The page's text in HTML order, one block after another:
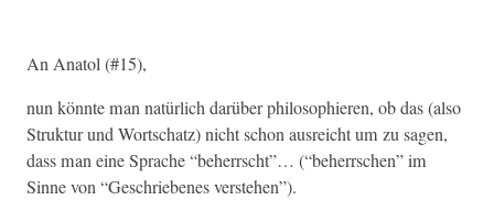
An Ana­tol (#15),
nun kön­nte man natür­lich darüber philoso­phieren, ob das (also
Struk­tur und Wortschatz) nicht schon aus­re­icht um zu sagen,
dass man eine Sprache “beherrscht”… (“beherrschen” im
Sinne von “Geschriebenes verstehen”).